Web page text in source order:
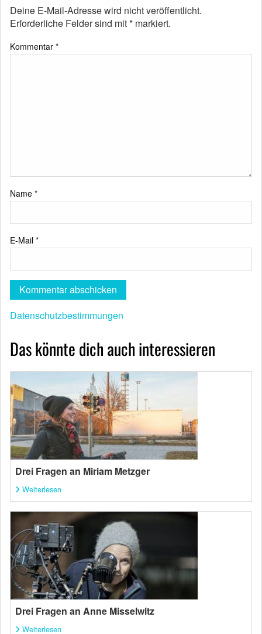
Deine E-Mail-Adresse wird nicht veröffentlicht.
Erforderliche Felder sind mit* markiert.
Kommentar *
Name *
E-Mail *
Datenschutzbestimmungen
Das könnte dich auch interessieren
Drei Fragen an Miriam Metzger
Weiterlesen
Drei Fragen an Anne Misselwitz
Weiterlesen